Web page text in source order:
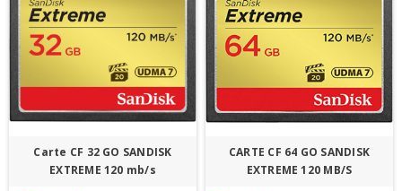
Carte CF 32 GO SANDISK
EXTREME 120 mb/s
CARTE CF 64 GO SANDISK
EXTREME 120 MB/S